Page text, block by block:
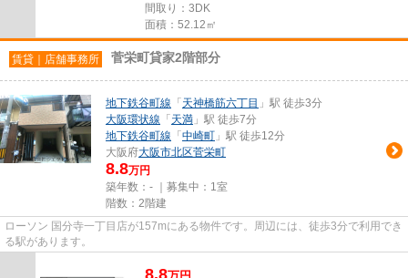
間取り：3DK
面積：52.12㎡
賃貸｜店舗事務所 菅栄町貸家2階部分
地下鉄谷町線 「 天神橋筋六丁目 」駅 徒歩3分
大阪環状線 「 天満 」駅 徒歩7分
地下鉄谷町線 「 中崎町 」駅 徒歩12分
大阪府大阪市北区菅栄町
8.8万円
築年数：- ｜募集中： 1室
階数：2階建
ローソン 国分寺一丁目店が157mにある物件です。周辺には、徒歩3分で利用でき
る駅があります。
8.8